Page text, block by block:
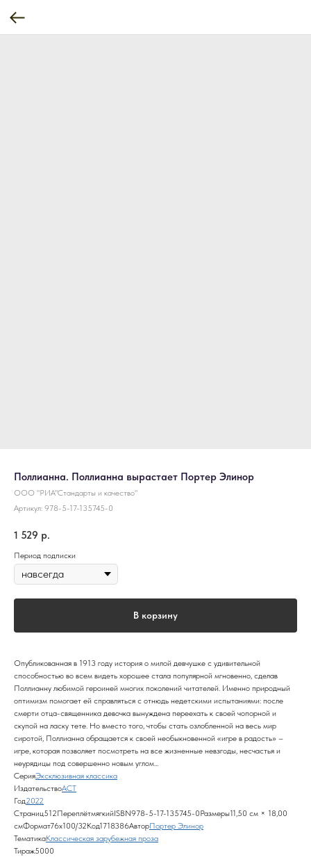
Поллианна. Поллианна вырастает Портер Элинор
ООО "РИА"Стандарты и качество"
Артикул: 978-5-17-135745-0
1 529 р.
Период подписки
В корзину
Опубликованная в 1913 году история о милой девчушке с удивительной
способностью во всем видеть хорошее стала популярной мгновенно, сделав
Поллианну любимой героиней многих поколений читателей. Именно природный
оптимизм помогает ей справляться с отнюдь недетскими испытаниями: после
смерти отца-священника девочка вынуждена переехать к своей чопорной и
скупой на ласку тете. Но вместо того, чтобы стать озлобленной на весь мир
сиротой, Поллианна обращается к своей необыкновенной «игре в радость» –
игре, которая позволяет посмотреть на все жизненные невзгоды, несчастья и
неурядицы под совершенно новым углом…
СерияЭксклюзивная классика
ИздательствоАСТ
Год2022
Страниц512ПереплётмягкийISBN978-5-17-135745-0Размеры11,50 см × 18,00
смФормат76x100/32Код1718386АвторПортер Элинор
ТематикаКлассическая зарубежная проза
Тираж5000